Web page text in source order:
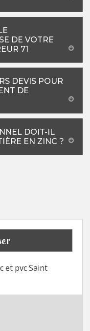
DE VOTRE
71
DEVIS POUR
DE
DOIT-IL
EN ZINC ?
et pvc Saint